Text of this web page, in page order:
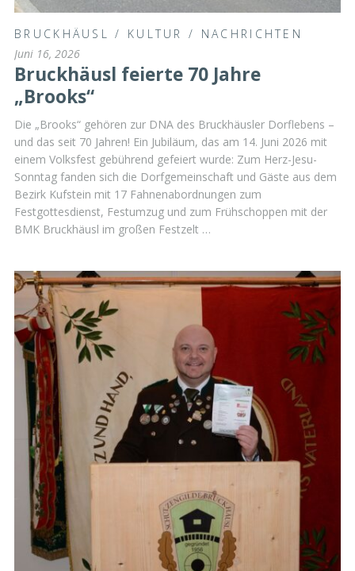
BRUCKHÄUSL / KULTUR / NACHRICHTEN
Juni 16, 2026
Bruckhäusl feierte 70 Jahre
„Brooks“
Die „Brooks“ gehören zur DNA des Bruckhäusler Dorflebens –
und das seit 70 Jahren! Ein Jubiläum, das am 14. Juni 2026 mit
einem Volksfest gebührend gefeiert wurde: Zum Herz-Jesu-
Sonntag fanden sich die Dorfgemeinschaft und Gäste aus dem
Bezirk Kufstein mit 17 Fahnenabordnungen zum
Festgottesdienst, Festumzug und zum Frühschoppen mit der
BMK Bruckhäusl im großen Festzelt …